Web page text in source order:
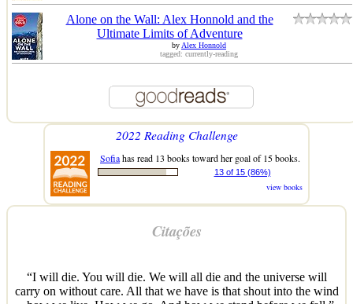
Alone on the Wall: Alex Honnold and the
Ultimate Limits of Adventure
by Alex Honnold
tagged: currently-reading
2022 Reading Challenge
Sofiahas read 13 books toward her goal of 15 books.
13 of 15 (86%)
view books
Citações
“I will die. You will die. We will all die and the universe will
carry on without care. All that we have is that shout into the wind